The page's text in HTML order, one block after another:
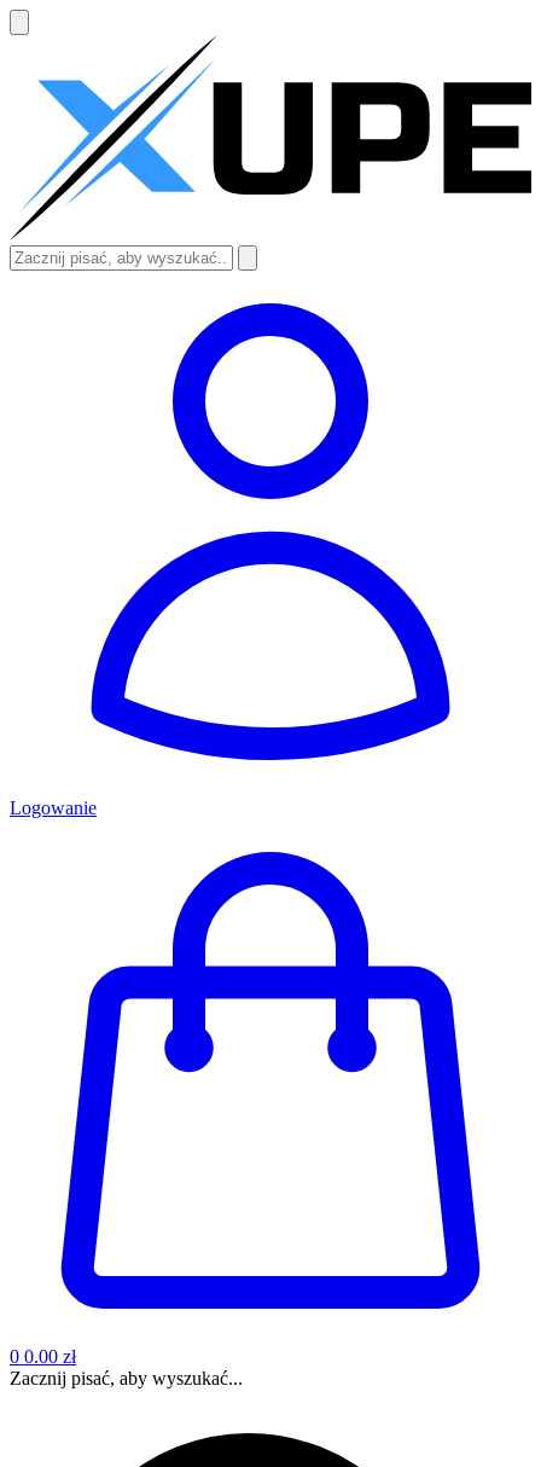
Logowanie
0 0.00 zł
Zacznij pisać, aby wyszukać...